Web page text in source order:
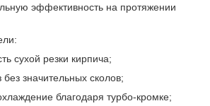
эффективность на протяжении
сухой резки кирпича;
без значительных сколов;
благодаря турбо-кромке;